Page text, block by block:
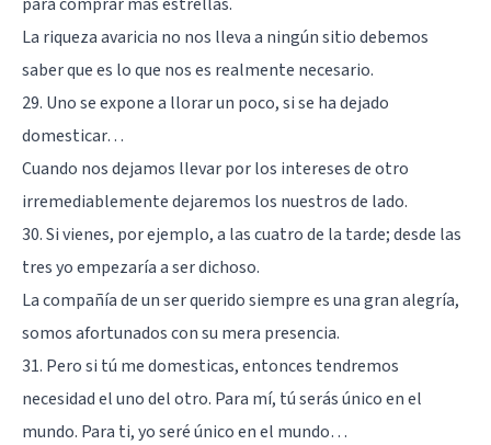
La riqueza avaricia no nos lleva a ningún sitio debemos
saber que es lo que nos es realmente necesario.
29. Uno se expone a llorar un poco, si se ha dejado
domesticar…
Cuando nos dejamos llevar por los intereses de otro
irremediablemente dejaremos los nuestros de lado.
30. Si vienes, por ejemplo, a las cuatro de la tarde; desde las
tres yo empezaría a ser dichoso.
La compañía de un ser querido siempre es una gran alegría,
somos afortunados con su mera presencia.
31. Pero si tú me domesticas, entonces tendremos
necesidad el uno del otro. Para mí, tú serás único en el
mundo. Para ti, yo seré único en el mundo…